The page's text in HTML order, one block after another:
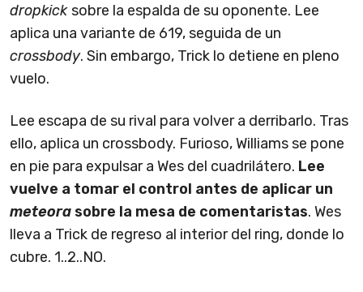
dropkicksobre la espalda de su oponente. Lee
aplica una variante de 619, seguida de un
crossbody. Sin embargo, Trick lo detiene en pleno
vuelo.
Lee escapa de su rival para volver a derribarlo. Tras
ello, aplica un crossbody. Furioso, Williams se pone
en pie para expulsar a Wes del cuadrilátero. Lee
vuelve a tomar el control antes de aplicar un
meteorasobre la mesa de comentaristas. Wes
lleva a Trick de regreso al interior del ring, donde lo
cubre. 1..2..NO.